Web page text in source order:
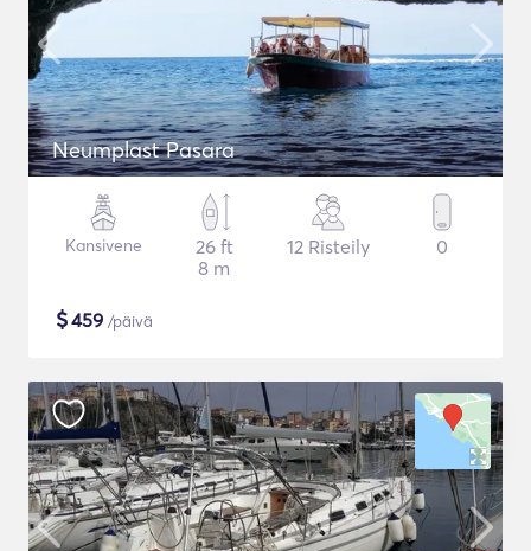
Neumplast Pasara
Kansivene
26 ft
8 m
12 Risteily 0
$459 /päivä